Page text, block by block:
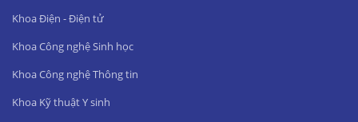
Khoa Điện - Điện tử
Khoa Công nghệ Sinh học
Khoa Công nghệ Thông tin
Khoa Kỹ thuật Y sinh